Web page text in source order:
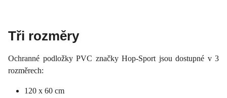
Tři rozměry
Ochranné podložky PVC značky Hop-Sport jsou dostupné v 3
rozměrech:
120 x 60 cm